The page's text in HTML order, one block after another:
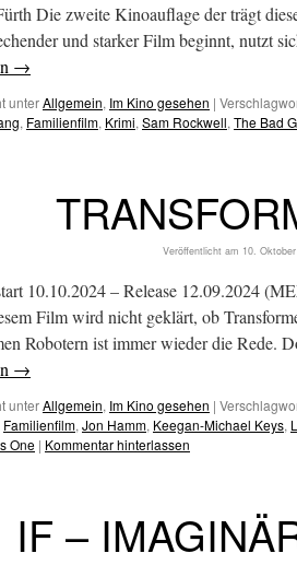
Die zweite Kinoauflage der trägt
und starker Film beginnt, nutzt
→
unterAllgemein, Im Kino gesehen |
, Familienfilm, Krimi, Sam Rockwell, The Bad
Veröffentlicht am 10.
10.10.2024 – Release 12.09.2024
Film wird nicht geklärt, ob
Robotern ist immer wieder die Rede.
→
unterAllgemein, Im Kino gesehen |
Familienfilm, Jon Hamm, Keegan-Michael Keys,
One | Kommentar hinterlassen
IF –